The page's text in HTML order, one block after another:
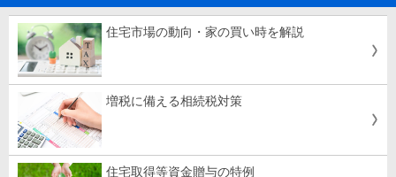
住宅市場の動向・家の買い時を解説
増税に備える相続税対策
住宅取得等資金贈与の特例